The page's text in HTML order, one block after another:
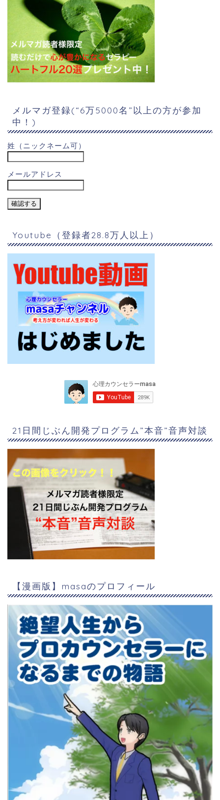
メルマガ登録(“6万5000名”以上の方が参加
中！)
姓（ニックネーム可）
メールアドレス
Youtube（登録者28.8万人以上）
21日間じぶん開発プログラム”本音”音声対談
【漫画版】masaのプロフィール